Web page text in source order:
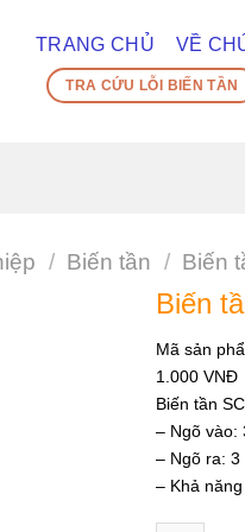
TRANG CHỦ VỀ
TRA CỨU LỖI BIẾN TẦN
/ Biến tần / Biến
Biến
Mã sản
1.000VNĐ
Biến tần
– Ngõ vào:
– Ngõ ra: 3
– Khả